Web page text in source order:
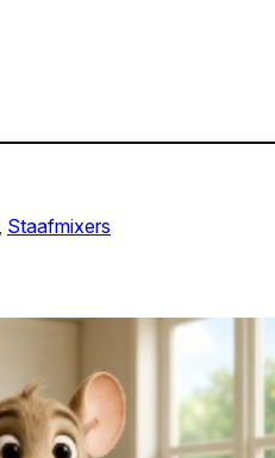
Staafmixers